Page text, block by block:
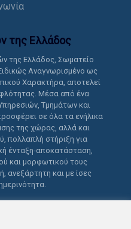
της Ελλάδoς
της Ελλάδος, Σωματείο
Αναγνωρισμένο ως
Χαρακτήρα, αποτελεί
Μέσα από ένα
Τμημάτων και
σε όλα τα ενήλικα
της χώρας, αλλά και
πολλαπλή στήριξη για
ένταξη-αποκατάσταση,
και μορφωτικού τους
ανεξάρτητη και με ίσες